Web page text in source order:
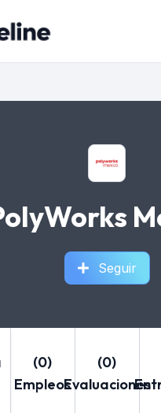
Seguir
(0)
Empleos
(0)
Evaluaciones